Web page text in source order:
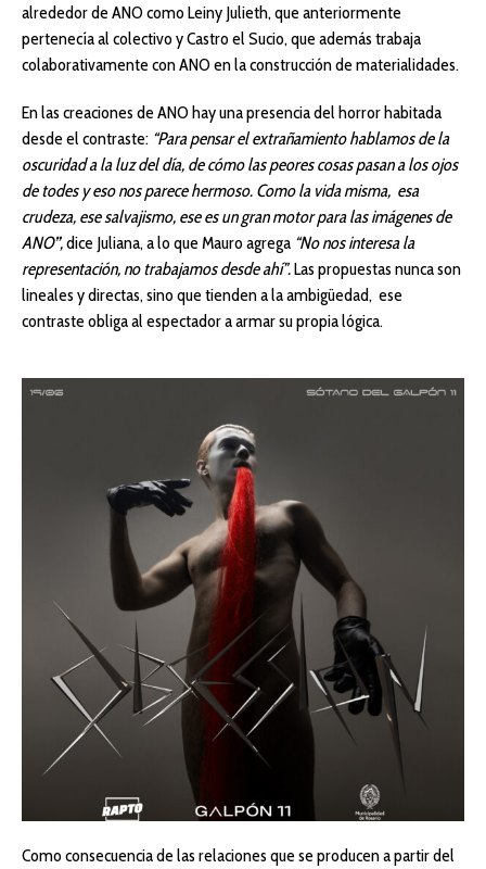
alrededor de ANO como Leiny Julieth, que anteriormente
pertenecía al colectivo y Castro el Sucio, que además trabaja
colaborativamente con ANO en la construcción de materialidades.
En las creaciones de ANO hay una presencia del horror habitada
desde el contraste: “Para pensar el extrañamiento hablamos de la
oscuridad a la luz del día, de cómo las peores cosas pasan a los ojos
de todes y eso nos parece hermoso. Como la vida misma, esa
crudeza, ese salvajismo, ese es un gran motor para las imágenes de
ANO”,dice Juliana, a lo que Mauro agrega “No nos interesa la
representación, no trabajamos desde ahí”.Las propuestas nunca son
lineales y directas, sino que tienden a la ambigüedad, ese
contraste obliga al espectador a armar su propia lógica.
Como consecuencia de las relaciones que se producen a partir del